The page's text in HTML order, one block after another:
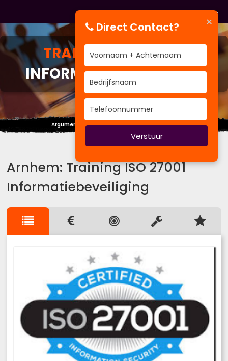
TRAININGISO 27001
INFORMATIEBEVEILIGING
Argumenten moet je niet tellen, maar wegen.
Arnhem: Training ISO 27001
Informatiebeveiliging
×
Direct Contact?
Verstuur